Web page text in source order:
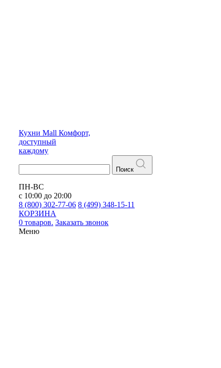
Кухни Mall Комфорт,
доступный
каждому
Поиск
ПН-ВС
с 10:00 до 20:00
8 (800) 302-77-06 8 (499) 348-15-11
КОРЗИНА
0 товаров. Заказать звонок
Меню